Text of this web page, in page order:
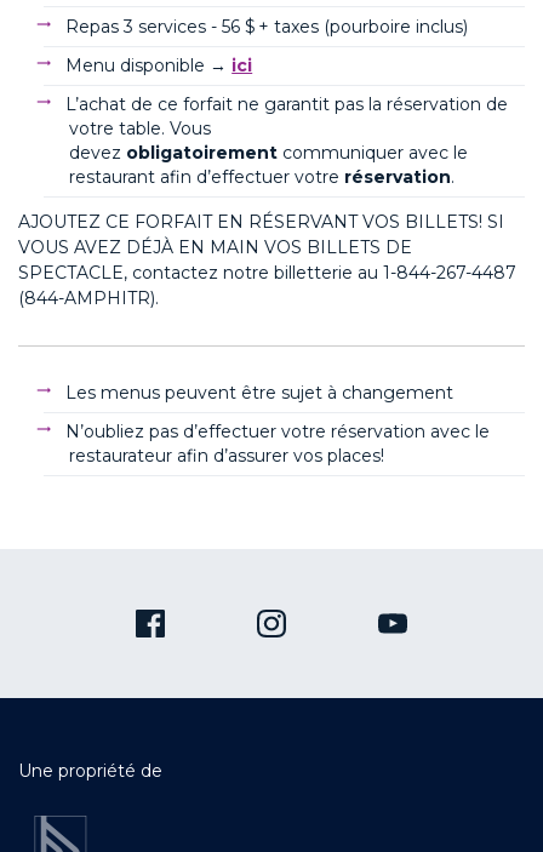
Repas 3 services - 56 $ + taxes (pourboire inclus)
Menu disponible → ici
L’achat de ce forfait ne garantit pas la réservation de
votre table. Vous
devez obligatoirement communiquer avec le
restaurant afin d’effectuer votre réservation.
AJOUTEZ CE FORFAIT EN RÉSERVANT VOS BILLETS! SI
VOUS AVEZ DÉJÀ EN MAIN VOS BILLETS DE
SPECTACLE, contactez notre billetterie au 1-844-267-4487
(844-AMPHITR).
Les menus peuvent être sujet à changement
N’oubliez pas d’effectuer votre réservation avec le
restaurateur afin d’assurer vos places!
Une propriété de